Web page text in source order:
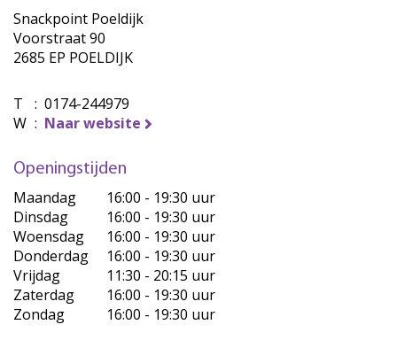
Snackpoint Poeldijk
Voorstraat 90
2685 EP POELDIJK
T : 0174-244979
W : Naar website
Openingstijden
Maandag
16:00 - 19:30 uur
Dinsdag
16:00 - 19:30 uur
Woensdag
16:00 - 19:30 uur
Donderdag
16:00 - 19:30 uur
Vrijdag
11:30 - 20:15 uur
Zaterdag
16:00 - 19:30 uur
Zondag
16:00 - 19:30 uur